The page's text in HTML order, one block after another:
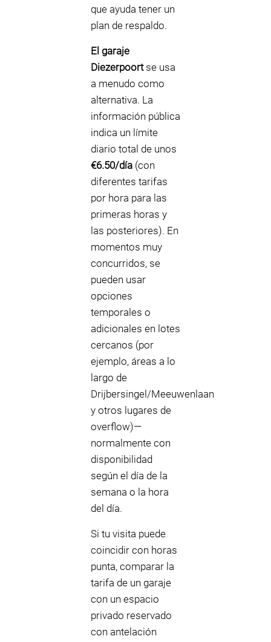
que ayuda tener un
plan de respaldo.
El garaje
Diezerpoortse usa
a menudo como
alternativa. La
información pública
indica un límite
diario total de unos
€6.50/día (con
diferentes tarifas
por hora para las
primeras horas y
las posteriores). En
momentos muy
concurridos, se
pueden usar
opciones
temporales o
adicionales en lotes
cercanos (por
ejemplo, áreas a lo
largo de
Drijbersingel/Meeuwenlaan
y otros lugares de
overflow)—
normalmente con
disponibilidad
según el día de la
semana o la hora
del día.
Si tu visita puede
coincidir con horas
punta, comparar la
tarifa de un garaje
con un espacio
privado reservado
con antelación